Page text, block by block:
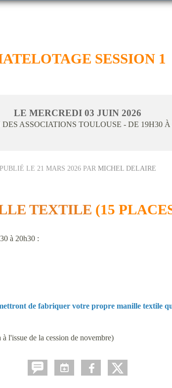
SESSION 1
LE MERCREDI 03 JUIN 2026
ASSOCIATIONS TOULOUSE - DE 19H30 À
PUBLIÉ LE 21 MARS 2026PAR MICHEL DELAIRE
TEXTILE (15
à 20h30 :
de fabriquer votre propre manille textile
l'issue de la cession de novembre)